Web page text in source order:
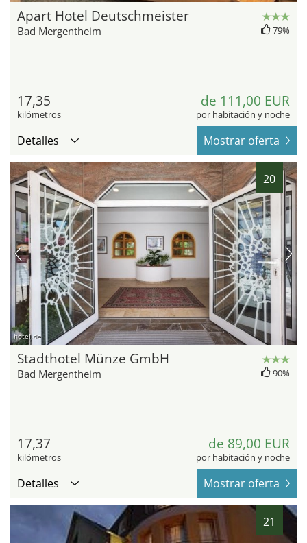
Apart Hotel Deutschmeister
Bad Mergentheim 79%
17,35
kilómetros
de 111,00 EUR
por habitación y noche
Detalles Mostrar oferta
20
hotel.de
Stadthotel Münze GmbH
Bad Mergentheim 90%
17,37
kilómetros
de 89,00 EUR
por habitación y noche
Detalles Mostrar oferta
21